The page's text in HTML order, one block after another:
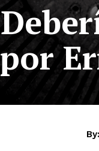
por
By: